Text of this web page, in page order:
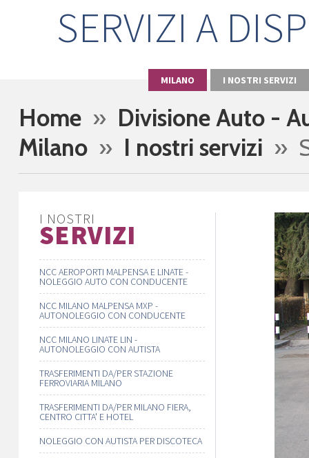
SERVIZI A
MILANO I NOSTRI SERVIZI
Home » Divisione Auto -
Milano » I nostri servizi »
I NOSTRI
SERVIZI
NCC AEROPORTI MALPENSA E LINATE -
NOLEGGIO AUTO CON CONDUCENTE
NCC MILANO MALPENSA MXP -
AUTONOLEGGIO CON CONDUCENTE
NCC MILANO LINATE LIN -
AUTONOLEGGIO CON AUTISTA
TRASFERIMENTI DA/PER STAZIONE
FERROVIARIA MILANO
TRASFERIMENTI DA/PER MILANO FIERA,
CENTRO CITTA' E HOTEL
NOLEGGIO CON AUTISTA PER DISCOTECA